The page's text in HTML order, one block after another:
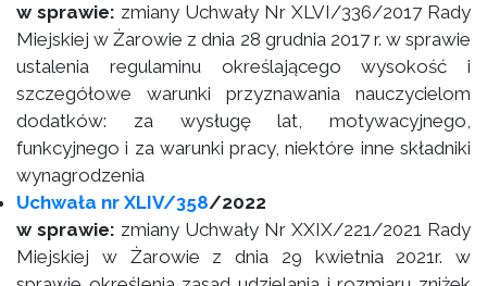
w sprawie: zmiany Uchwały Nr XLVI/336/2017 Rady
Miejskiej w Żarowie z dnia 28 grudnia 2017 r. w sprawie
ustalenia regulaminu określającego wysokość i
szczegółowe warunki przyznawania nauczycielom
dodatków: za wysługę lat, motywacyjnego,
funkcyjnego i za warunki pracy, niektóre inne składniki
wynagrodzenia
Uchwała nr XLIV/358/2022
w sprawie: zmiany Uchwały Nr XXIX/221/2021 Rady
Miejskiej w Żarowie z dnia 29 kwietnia 2021r. w